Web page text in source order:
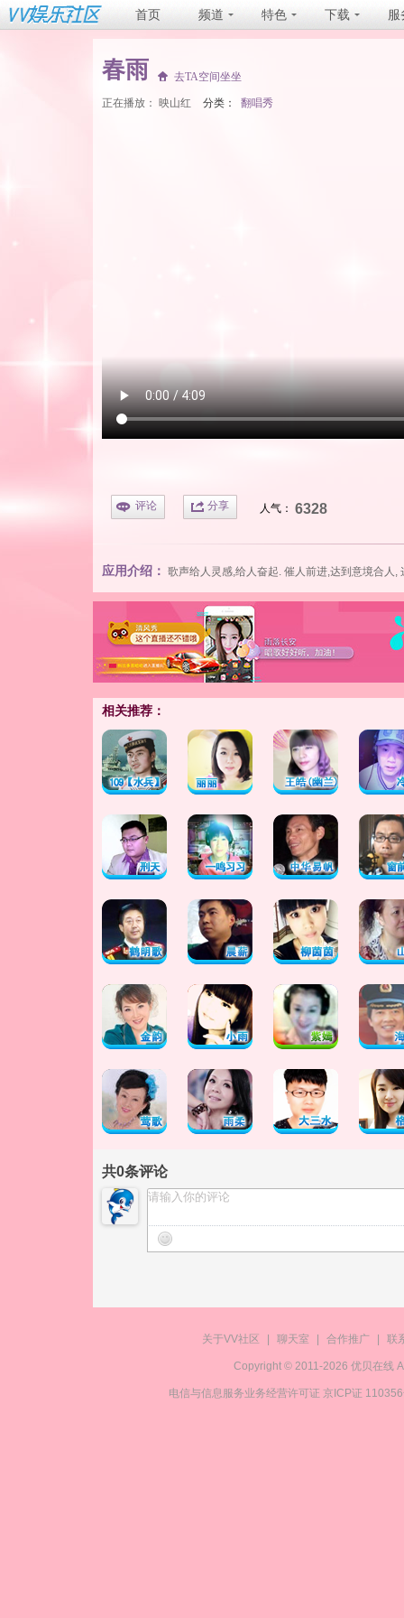
首页 频道 特色 下载 服
春雨 去TA空间坐坐
正在播放： 映山红 分类： 翻唱秀
评论 分享 人气： 6328
应用介绍： 歌声给人灵感,给人奋起. 催人前进,达到意境合人,
相关推荐：
共0条评论
关于VV社区 聊天室 合作推广 联
Copyright © 2011-2026 优贝在线
电信与信息服务业务经营许可证 京ICP证